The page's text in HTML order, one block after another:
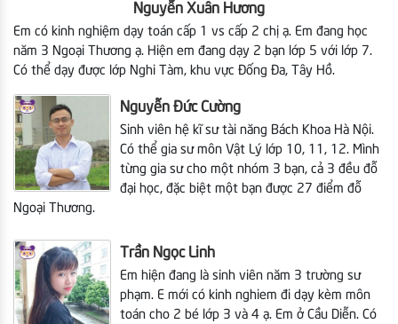
Nguyễn Xuân Hương
Em có kinh nghiệm dạy toán cấp 1 vs cấp 2 chị ạ. Em đang học
năm 3 Ngoại Thương ạ. Hiện em đang dạy 2 bạn lớp 5 với lớp 7.
Có thể dạy được lớp Nghi Tàm, khu vực Đống Đa, Tây Hồ.
Nguyễn Đức Cường
Sinh viên hệ kĩ sư tài năng Bách Khoa Hà Nội.
Có thể gia sư môn Vật Lý lớp 10, 11, 12. Mình
từng gia sư cho một nhóm 3 bạn, cả 3 đều đỗ
đại học, đặc biệt một bạn được 27 điểm đỗ
Ngoại Thương.
Trần Ngọc Linh
Em hiện đang là sinh viên năm 3 trường sư
phạm. E mới có kinh nghiem đi dạy kèm môn
toán cho 2 bé lớp 3 và 4 ạ. Em ở Cầu Diễn. Có